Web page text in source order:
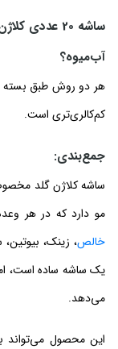
ساشه 20
آب‌میوه؟
هر دو روش طبق بسته
کم‌کالری‌تری است.
جمع‌بندی:
مو دارد که در هر وعده 5 گرم کلاژن هیدرولیزه را
خالص، زینک،
می‌دهد.
این محصول می‌تواند